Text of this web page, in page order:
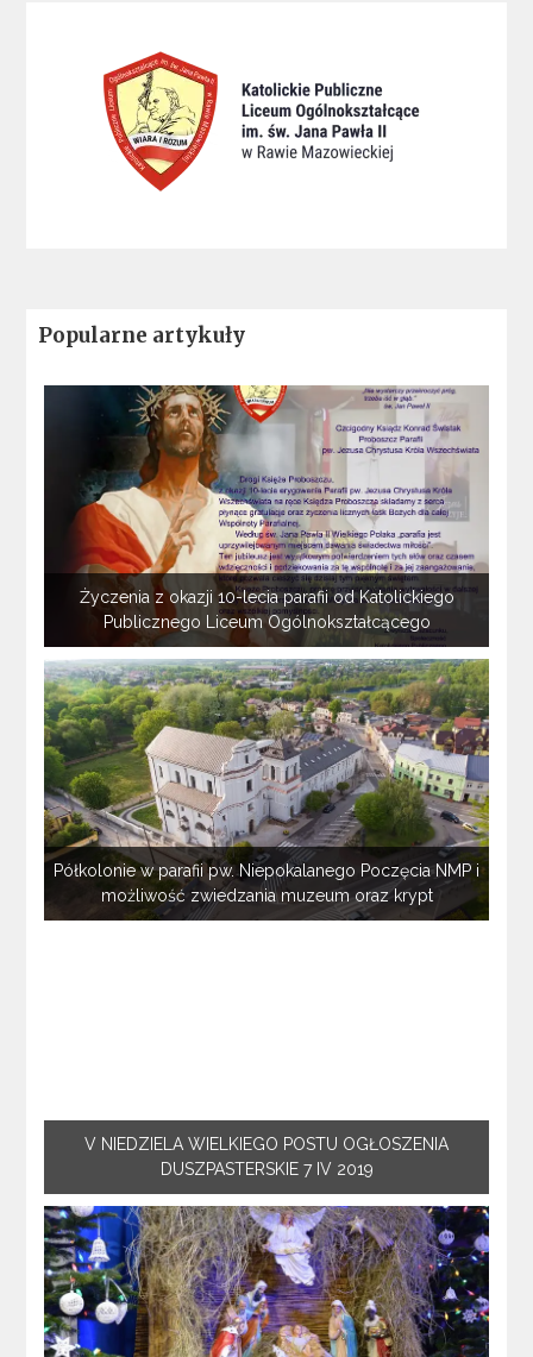
Popularne artykuły
Życzenia z okazji 10-lecia parafii od Katolickiego
Publicznego Liceum Ogólnokształcącego
Półkolonie w parafii pw. Niepokalanego Poczęcia NMP i
możliwość zwiedzania muzeum oraz krypt
V NIEDZIELA WIELKIEGO POSTU OGŁOSZENIA
DUSZPASTERSKIE 7 IV 2019